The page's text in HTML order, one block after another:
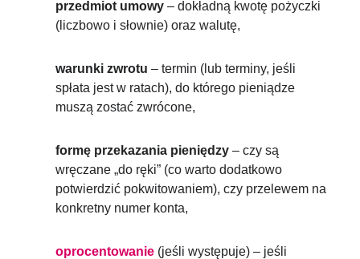
przedmiot umowy – dokładną kwotę pożyczki
(liczbowo i słownie) oraz walutę,
warunki zwrotu – termin (lub terminy, jeśli
spłata jest w ratach), do którego pieniądze
muszą zostać zwrócone,
formę przekazania pieniędzy – czy są
wręczane „do ręki” (co warto dodatkowo
potwierdzić pokwitowaniem), czy przelewem na
konkretny numer konta,
oprocentowanie (jeśli występuje) – jeśli